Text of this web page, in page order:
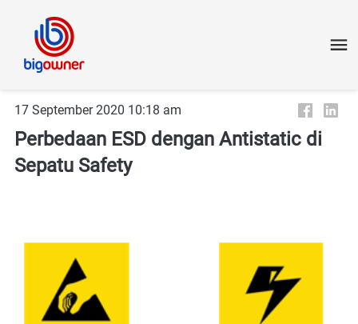
17 September 2020 10:18 am
Perbedaan ESD dengan Antistatic di
Sepatu Safety